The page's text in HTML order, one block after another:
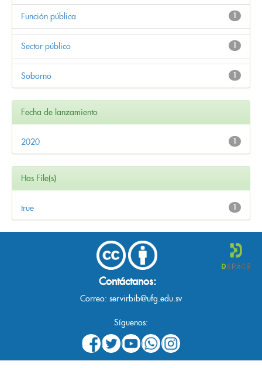
1
Función pública
1
Sector público
1
Soborno
Fecha de lanzamiento
1
2020
Has File(s)
1
true
Contáctanos:
Correo: servirbib@ufg.edu.sv
Síguenos: